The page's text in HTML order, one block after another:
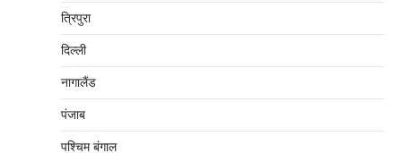
त्रिपुरा
दिल्‍ली
नागालैंड
पंजाब
पश्चिम बंगाल